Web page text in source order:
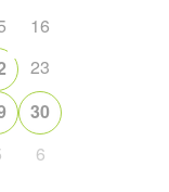
Outlook Live
16
23
30
6